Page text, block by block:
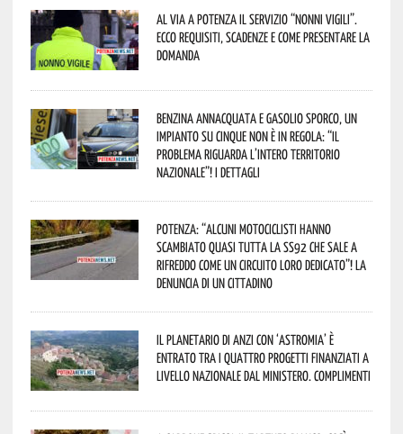
Al via a Potenza il servizio “Nonni Vigili”.
Ecco requisiti, scadenze e come presentare la
domanda
Benzina annacquata e gasolio sporco, un
impianto su cinque non è in regola: “il
problema riguarda l’intero territorio
Nazionale”! I dettagli
Potenza: “alcuni motociclisti hanno
scambiato quasi tutta la SS92 che sale a
Rifreddo come un circuito loro dedicato”! La
denuncia di un cittadino
Il Planetario di Anzi con ‘Astromia’ è
entrato tra i quattro progetti finanziati a
livello nazionale dal Ministero. Complimenti